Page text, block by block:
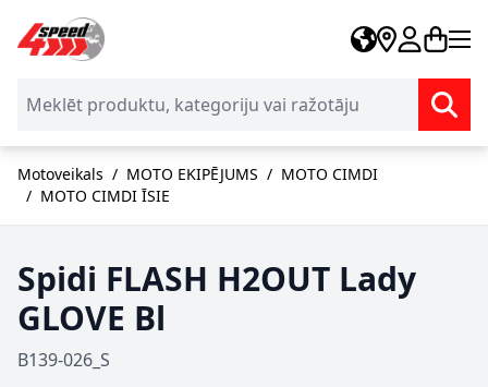
Skip to Content
Motoveikals / MOTO EKIPĒJUMS / MOTO CIMDI
/ MOTO CIMDI ĪSIE
Spidi FLASH H2OUT Lady
GLOVE Bl
B139-026_S